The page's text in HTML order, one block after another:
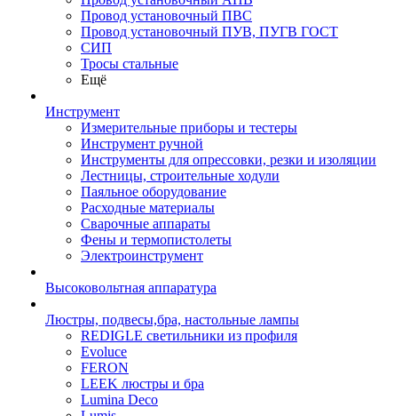
Провод установочный ПВС
Провод установочный ПУВ, ПУГВ ГОСТ
СИП
Тросы стальные
Ещё
Инструмент
Измерительные приборы и тестеры
Инструмент ручной
Инструменты для опрессовки, резки и изоляции
Лестницы, строительные ходули
Паяльное оборудование
Расходные материалы
Сварочные аппараты
Фены и термопистолеты
Электроинструмент
Высоковольтная аппаратура
Люстры, подвесы,бра, настольные лампы
REDIGLE светильники из профиля
Evoluce
FERON
LEEK люстры и бра
Lumina Deco